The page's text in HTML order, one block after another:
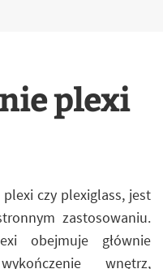
plexi
czy plexiglass, jest
zastosowaniu.
obejmuje głównie
wnętrz,